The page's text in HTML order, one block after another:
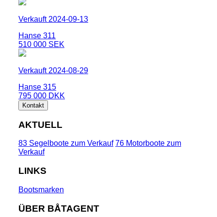
Verkauft 2024-09-13
Hanse 311
510 000 SEK
Verkauft 2024-08-29
Hanse 315
795 000 DKK
Kontakt
AKTUELL
83 Segelboote zum Verkauf 76 Motorboote zum
Verkauf
LINKS
Bootsmarken
ÜBER BÅTAGENT